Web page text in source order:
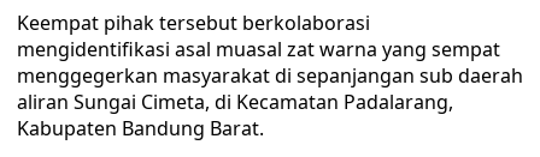
Keempat pihak tersebut berkolaborasi
mengidentifikasi asal muasal zat warna yang sempat
menggegerkan masyarakat di sepanjangan sub daerah
aliran Sungai Cimeta, di Kecamatan Padalarang,
Kabupaten Bandung Barat.